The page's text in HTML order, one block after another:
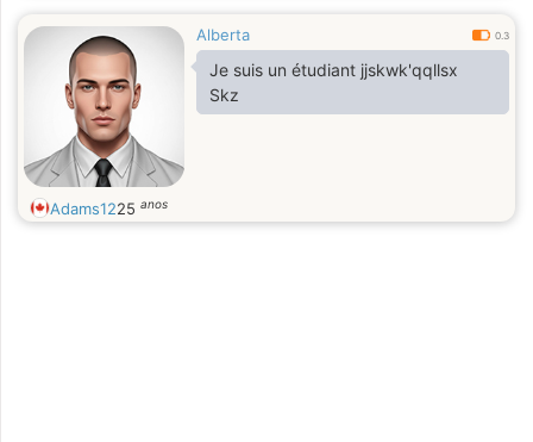
rencontre
Alberta 0.3
Je suis un étudiant jjskwk'qqllsx
Skz
Adams1225 anos